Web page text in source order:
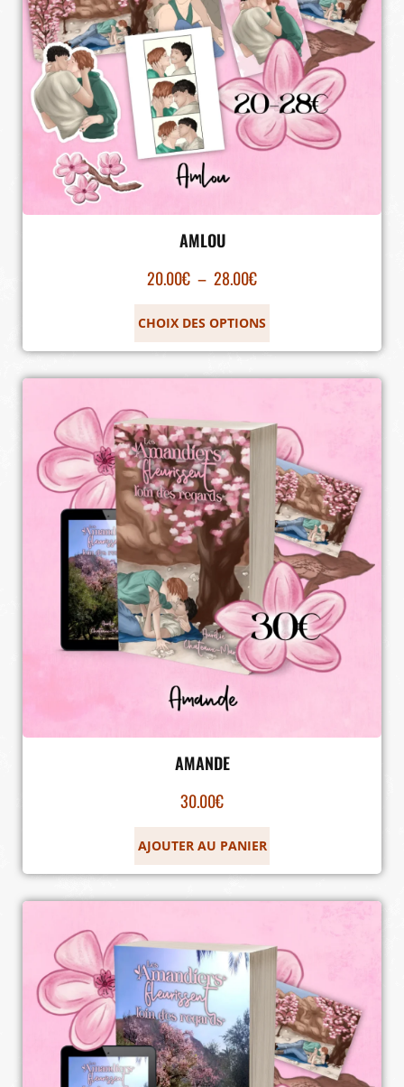
AMLOU
20.00€ – 28.00€
CHOIX DES OPTIONS
AMANDE
30.00€
AJOUTER AU PANIER